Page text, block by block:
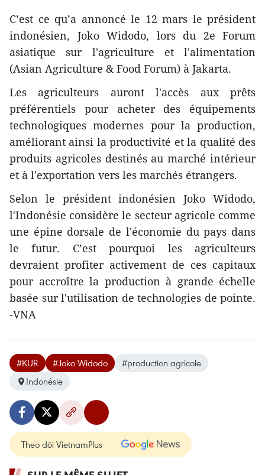
C’est ce qu’a annoncé le 12 mars le président
indonésien, Joko Widodo, lors du 2e Forum
asiatique sur l'agriculture et l'alimentation
(Asian Agriculture & Food Forum) à Jakarta.
Les agriculteurs auront l'accès aux prêts
préférentiels pour acheter des équipements
technologiques modernes pour la production,
améliorant ainsi la productivité et la qualité des
produits agricoles destinés au marché intérieur
et à l'exportation vers les marchés étrangers.
Selon le président indonésien Joko Widodo,
l'Indonésie considère le secteur agricole comme
une épine dorsale de l'économie du pays dans
le futur. C’est pourquoi les agriculteurs
devraient profiter activement de ces capitaux
pour accroître la production à grande échelle
basée sur l'utilisation de technologies de pointe.
-VNA
#KUR #Joko Widodo
#production agricole
Indonésie
Theo dõi VietnamPlus